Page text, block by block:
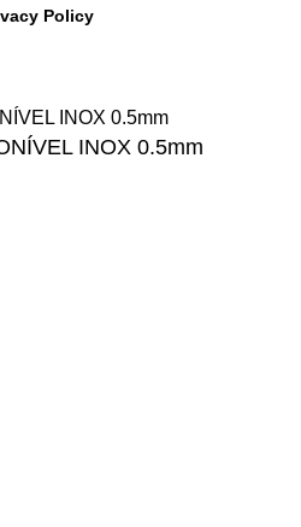
Policy
INOX 0.5mm